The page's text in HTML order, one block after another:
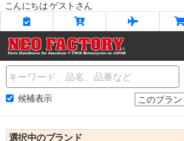
こんにちは ゲストさん
Name
候補表示
選択中のブランド